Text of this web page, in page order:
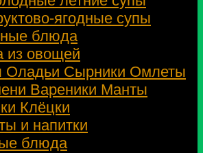
ягодные супы
блюда
из овощей
Оладьи Сырники Омлеты
Вареники Манты
Клёцки
и напитки
блюда